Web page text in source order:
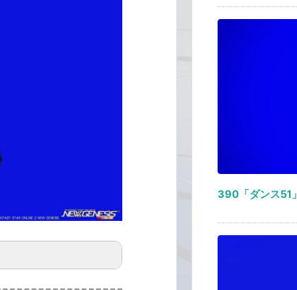
390「ダンス51」